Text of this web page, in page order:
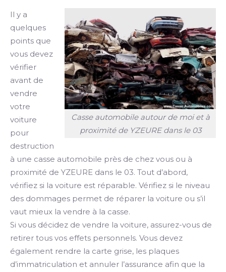
Casse automobile autour de moi et à
proximité de YZEURE dans le 03
Il y a
quelques
points que
vous devez
vérifier
avant de
vendre
votre
voiture
pour
destruction
à une casse automobile près de chez vous ou à
proximité de YZEURE dans le 03. Tout d’abord,
vérifiez si la voiture est réparable. Vérifiez si le niveau
des dommages permet de réparer la voiture ou s’il
vaut mieux la vendre à la casse.
Si vous décidez de vendre la voiture, assurez-vous de
retirer tous vos effets personnels. Vous devez
également rendre la carte grise, les plaques
d’immatriculation et annuler l’assurance afin que la